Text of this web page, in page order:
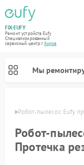
FIX-EUFY
Ремонт устройств Eufy
Специализированный
cервисный центр г.Киров
Мы
Робот-пылесос Eufy
Робот-
Протечка